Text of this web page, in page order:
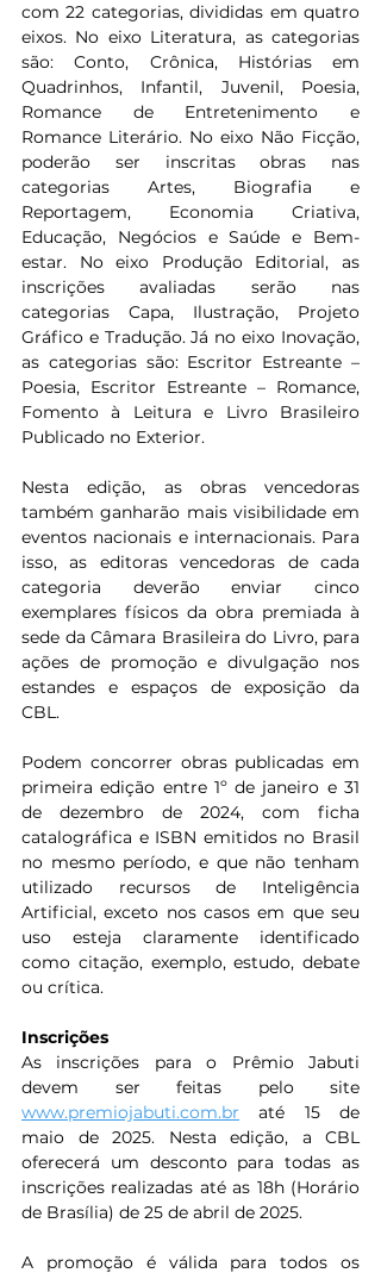
com 22 categorias, divididas em quatro
eixos. No eixo Literatura, as categorias
são: Conto, Crônica, Histórias em
Quadrinhos, Infantil, Juvenil, Poesia,
Romance de Entretenimento e
Romance Literário. No eixo Não Ficção,
poderão ser inscritas obras nas
categorias Artes, Biografia e
Reportagem, Economia Criativa,
Educação, Negócios e Saúde e Bem-
estar. No eixo Produção Editorial, as
inscrições avaliadas serão nas
categorias Capa, Ilustração, Projeto
Gráfico e Tradução. Já no eixo Inovação,
as categorias são: Escritor Estreante –
Poesia, Escritor Estreante – Romance,
Fomento à Leitura e Livro Brasileiro
Publicado no Exterior.
Nesta edição, as obras vencedoras
também ganharão mais visibilidade em
eventos nacionais e internacionais. Para
isso, as editoras vencedoras de cada
categoria deverão enviar cinco
exemplares físicos da obra premiada à
sede da Câmara Brasileira do Livro, para
ações de promoção e divulgação nos
estandes e espaços de exposição da
CBL.
Podem concorrer obras publicadas em
primeira edição entre 1º de janeiro e 31
de dezembro de 2024, com ficha
catalográfica e ISBN emitidos no Brasil
no mesmo período, e que não tenham
utilizado recursos de Inteligência
Artificial, exceto nos casos em que seu
uso esteja claramente identificado
como citação, exemplo, estudo, debate
ou crítica.
Inscrições
As inscrições para o Prêmio Jabuti
www.premiojabuti.com.br até 15 de
maio de 2025. Nesta edição, a CBL
oferecerá um desconto para todas as
inscrições realizadas até as 18h (Horário
de Brasília) de 25 de abril de 2025.
A promoção é válida para todos os